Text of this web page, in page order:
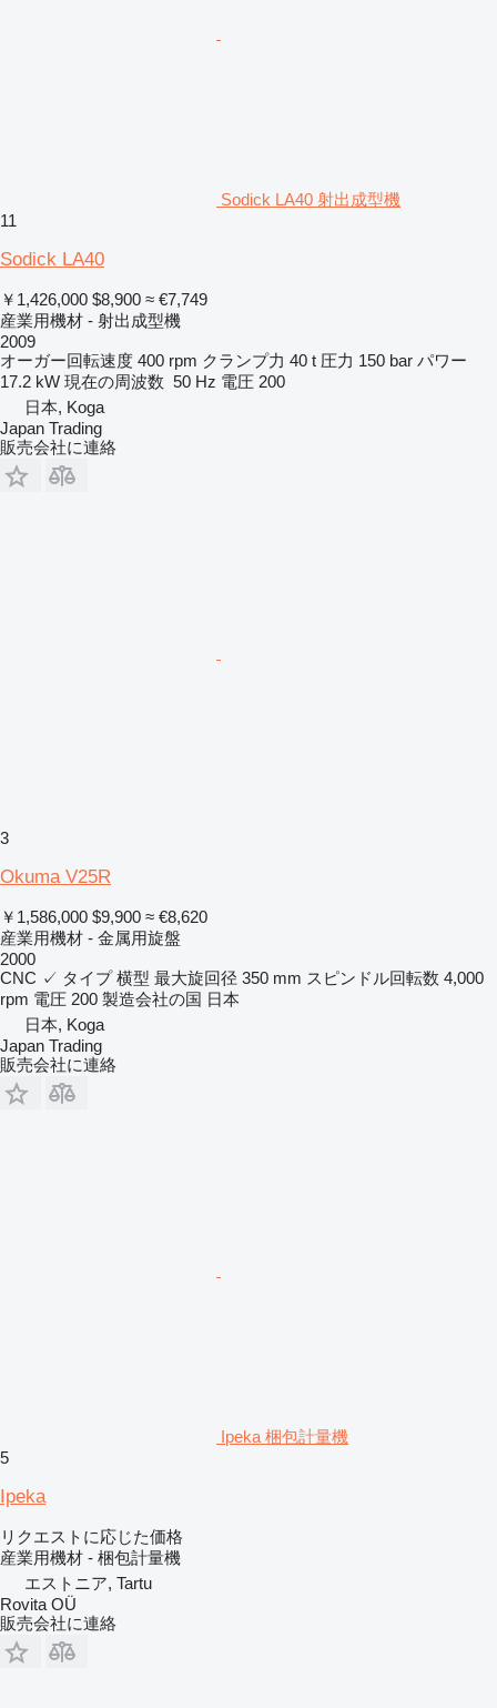
Sodick LA40 射出成型機
11
Sodick LA40
￥1,426,000 $8,900 ≈ €7,749
産業用機材 - 射出成型機
2009
オーガー回転速度 400 rpm クランプ力 40 t 圧力 150 bar パワー
17.2 kW 現在の周波数 50 Hz 電圧 200
日本, Koga
Japan Trading
販売会社に連絡
3
Okuma V25R
￥1,586,000 $9,900 ≈ €8,620
産業用機材 - 金属用旋盤
2000
CNC ✓ タイプ 横型 最大旋回径 350 mm スピンドル回転数 4,000
rpm 電圧 200 製造会社の国 日本
日本, Koga
Japan Trading
販売会社に連絡
Ipeka 梱包計量機
5
Ipeka
リクエストに応じた価格
産業用機材 - 梱包計量機
エストニア, Tartu
Rovita OÜ
販売会社に連絡